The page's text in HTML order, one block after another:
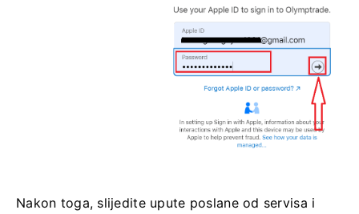
Nakon toga, slijedite upute poslane od servisa i